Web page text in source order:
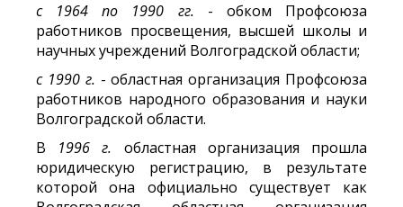
с 1964 по 1990 гг. - обком Профсоюза
работников просвещения, высшей школы и
научных учреждений Волгоградской области;
с 1990 г. - областная организация Профсоюза
работников народного образования и науки
Волгоградской области.
В 1996 г. областная организация прошла
юридическую регистрацию, в результате
которой она официально существует как